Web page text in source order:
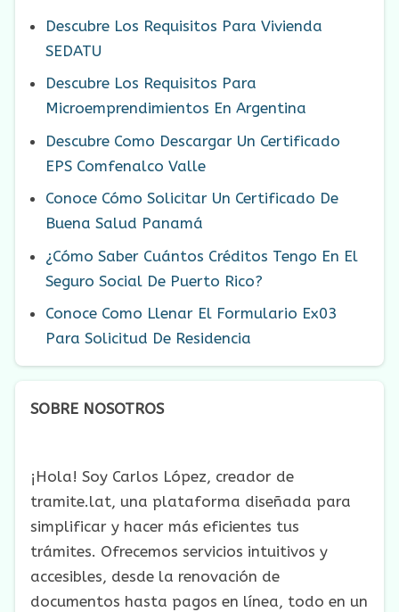
Descubre Los Requisitos Para Vivienda
SEDATU
Descubre Los Requisitos Para
Microemprendimientos En Argentina
Descubre Como Descargar Un Certificado
EPS Comfenalco Valle
Conoce Cómo Solicitar Un Certificado De
Buena Salud Panamá
¿Cómo Saber Cuántos Créditos Tengo En El
Seguro Social De Puerto Rico?
Conoce Como Llenar El Formulario Ex03
Para Solicitud De Residencia
SOBRE NOSOTROS
¡Hola! Soy Carlos López, creador de
tramite.lat, una plataforma diseñada para
simplificar y hacer más eficientes tus
trámites. Ofrecemos servicios intuitivos y
accesibles, desde la renovación de
documentos hasta pagos en línea, todo en un